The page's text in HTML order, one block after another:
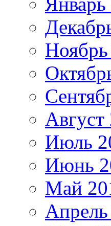
Август
Июль
Июнь
Май